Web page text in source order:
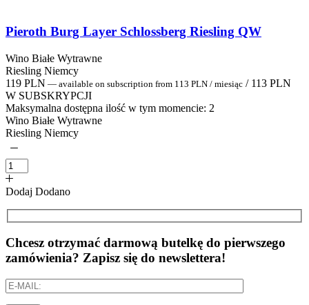
Pieroth Burg Layer Schlossberg Riesling QW
Wino Białe Wytrawne
Riesling Niemcy
119 PLN — available on subscription from 113 PLN / miesiąc / 113 PLN
W SUBSKRYPCJI
Maksymalna dostępna ilość w tym momencie: 2
Wino Białe Wytrawne
Riesling Niemcy
Dodaj Dodano
Chcesz otrzymać darmową butelkę do pierwszego
zamówienia? Zapisz się do newslettera!